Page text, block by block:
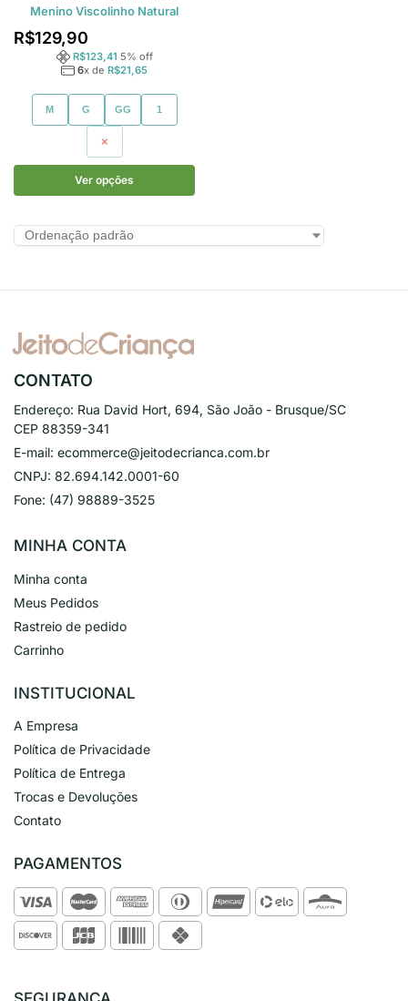
Menino Viscolinho Natural
R$129,90
R$123,41 5% off
6x de R$21,65
M G GG 1
2
Ver opções
CONTATO
Endereço: Rua David Hort, 694, São João - Brusque/SC
CEP 88359-341
E-mail: ecommerce@jeitodecrianca.com.br
CNPJ: 82.694.142.0001-60
Fone: (47) 98889-3525
MINHA CONTA
Minha conta
Meus Pedidos
Rastreio de pedido
Carrinho
INSTITUCIONAL
A Empresa
Política de Privacidade
Política de Entrega
Trocas e Devoluções
Contato
PAGAMENTOS